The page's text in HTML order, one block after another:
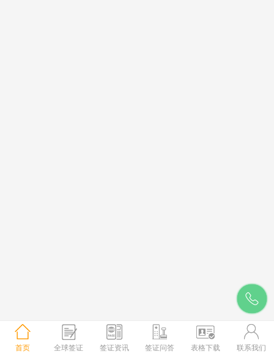
首页 全球签证 签证资讯 签证问答 表格下载 联系我们